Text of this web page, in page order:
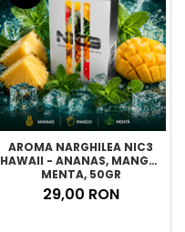
AROMA NARGHILEA NIC3
HAWAII - ANANAS, MANGO,
MENTA, 50GR
29,00 RON